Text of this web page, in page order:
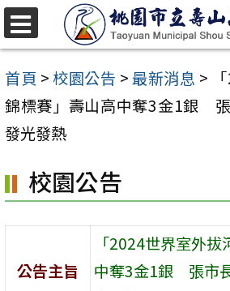
跳
至
主
要
內
區
首頁 >校園公告 >最新消息 >
錦標賽」壽山高中奪3金1銀
發光發熱
校園公告
公告主旨
「2024世界室外
中奪3金1銀 張市
選
單